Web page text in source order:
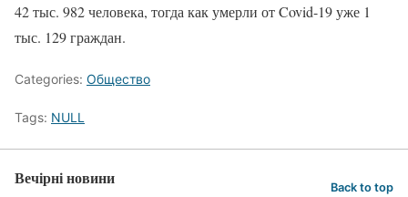
42 тыс. 982 человека, тогда как умерли от Covid-19 уже 1
тыс. 129 граждан.
Categories: Общество
Tags: NULL
Вечірні новини Back to top